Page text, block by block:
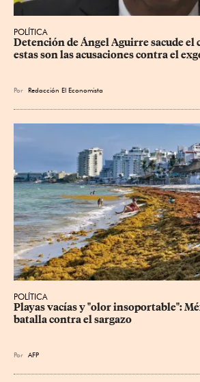
POLÍTICA
Detención de Ángel Aguirre sacude el
estas son las acusaciones contra el
Por Redacción El Economista
POLÍTICA
Playas vacías y "olor insoportable":
batalla contra el sargazo
Por AFP